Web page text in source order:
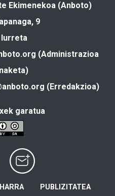
Ekimenekoa (Anboto)
9
Iurreta
(Administrazioa
(Erredakzioa)
garatua
PUBLIZITATEA